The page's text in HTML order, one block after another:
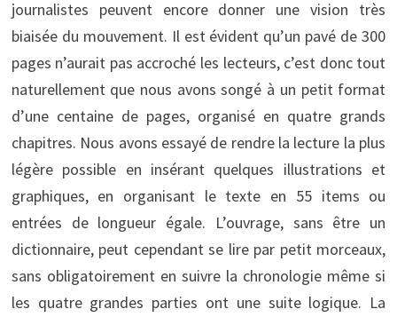
journalistes peuvent encore donner une vision très
biaisée du mouvement. Il est évident qu’un pavé de 300
pages n’aurait pas accroché les lecteurs, c’est donc tout
naturellement que nous avons songé à un petit format
d’une centaine de pages, organisé en quatre grands
chapitres. Nous avons essayé de rendre la lecture la plus
légère possible en insérant quelques illustrations et
graphiques, en organisant le texte en 55 items ou
entrées de longueur égale. L’ouvrage, sans être un
dictionnaire, peut cependant se lire par petit morceaux,
sans obligatoirement en suivre la chronologie même si
les quatre grandes parties ont une suite logique. La